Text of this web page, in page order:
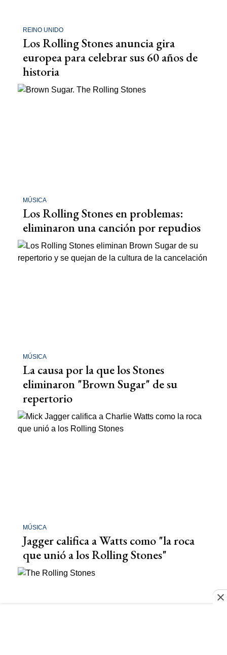
REINO UNIDO
Los Rolling Stones anuncia gira
europea para celebrar sus 60 años de
historia
MÚSICA
Los Rolling Stones en problemas:
eliminaron una canción por repudios
MÚSICA
La causa por la que los Stones
eliminaron "Brown Sugar" de su
repertorio
MÚSICA
Jagger califica a Watts como "la roca
que unió a los Rolling Stones"